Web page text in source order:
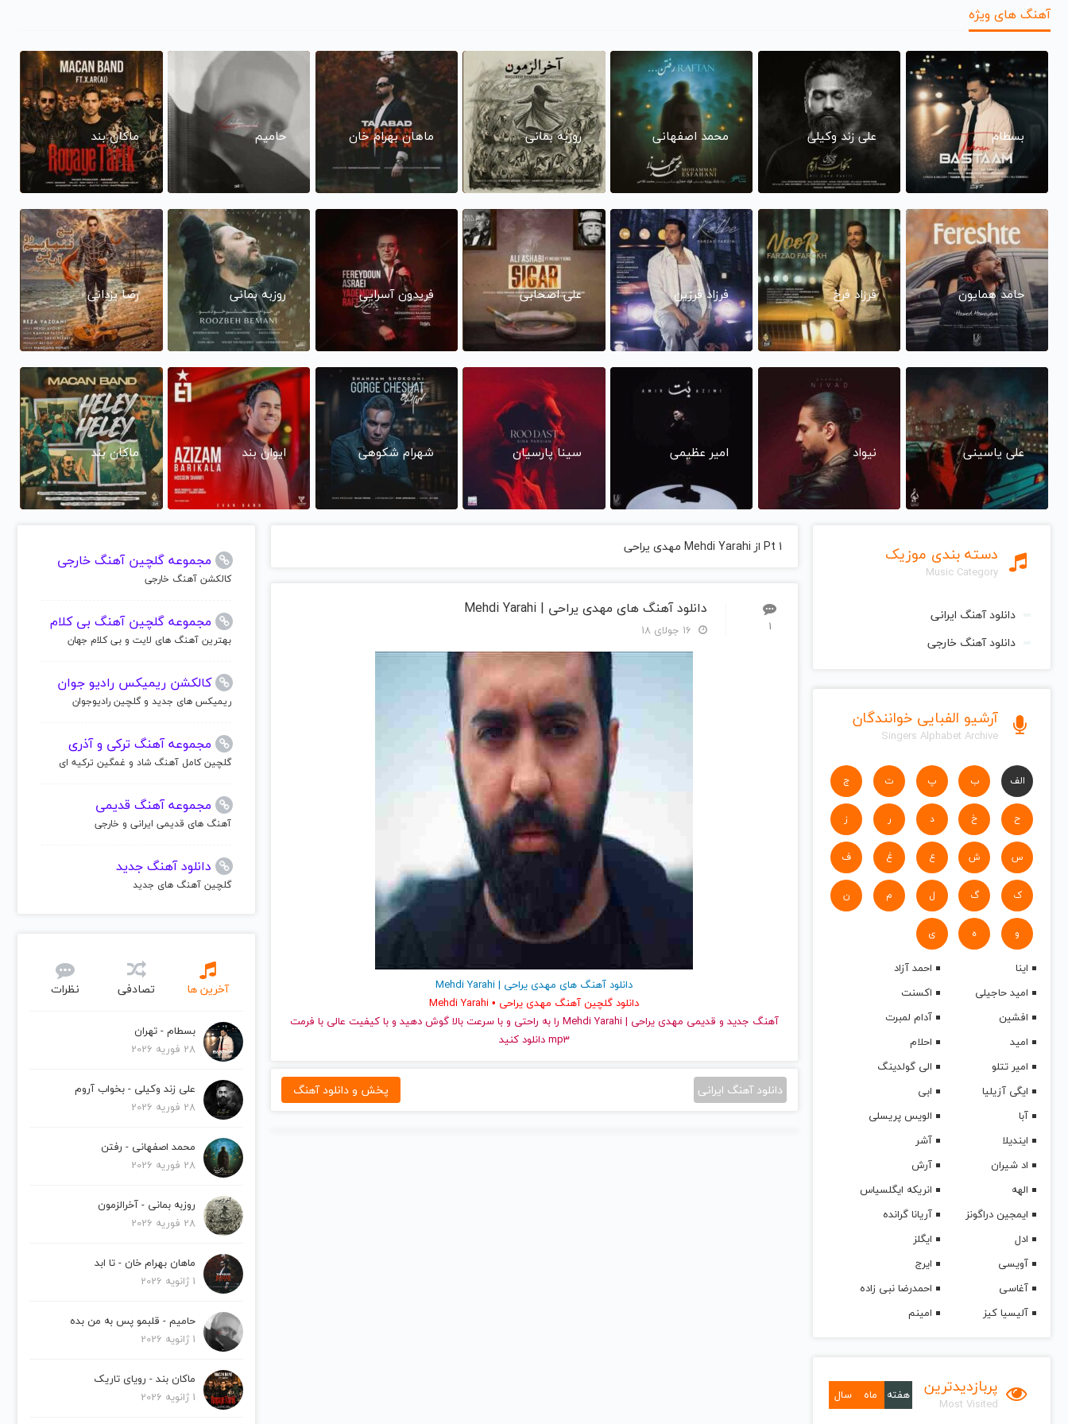
آهنگ های ویژه
بسطام علی زند وکیلی محمد اصفهانی روزبه بمانی ماهان بهرام خان حامیم ماکان بند
حامد همایون فرزاد فرخ فرزاد فرزین علی اصحابی فریدون آسرایی روزبه بمانی رضا یزدانی
علی یاسینی نیواد امیر عظیمی سینا پارسیان شهرام شکوهی ایوان بند ماکان بند
دسته بندی موزیک
Music Category
دانلود آهنگ ایرانی
دانلود آهنگ خارجی
آرشیو الفبایی خوانندگان
Singers Alphabet Archive
الف ب پ ت ج
ح خ د ر ز
س ش ع غ ف
ک گ ل م ن
و ه ی
اینا
احمد آزاد
امید حاجیلی
اکسنت
افشین
آدام لمبرت
امید
احلام
امیر تتلو
الی گولدینگ
ایگی آزیلیا
ابی
آبا
الویس پریسلی
ایندیلا
آشر
اد شیران
آرش
الهه
انریکه ایگلسیاس
ایمجین دراگونز
آریانا گرانده
ادل
ایگلز
آویسی
ایرج
آغاسی
احمدرضا نبی زاده
آلیسیا کیز
امینم
پربازدیدترین
Most Visited
هفته ماه سال
Pt 1 از Mehdi Yarahi مهدی یراحی
1
دانلود آهنگ های مهدی یراحی | Mehdi Yarahi
دانلود آهنگ های مهدی یراحی | Mehdi Yarahi
دانلود گلچین آهنگ مهدی یراحی • Mehdi Yarahi
آهنگ جدید
و قدیمی مهدی یراحی | Mehdi Yarahi را به راحتی و با سرعت بالا گوش دهید و با کیفیت عالی با فرمت
mp3 دانلود کنید
دانلود آهنگ ایرانی پخش و دانلود آهنگ
مجموعه گلچین آهنگ خارجی
کالکشن آهنگ خارجی
مجموعه گلچین آهنگ بی کلام
بهترین آهنگ های لایت و بی کلام جهان
کالکشن ریمیکس رادیو جوان
ریمیکس های جدید و گلچین رادیوجوان
مجموعه آهنگ ترکی و آذری
گلچین کامل آهنگ شاد و غمگین ترکیه ای
مجموعه آهنگ قدیمی
آهنگ های قدیمی ایرانی و خارجی
دانلود آهنگ جدید
گلچین آهنگ های جدید
آخرین ها تصادفی نظرات
بسطام - تهران
28 فوریه 2026
علی زند وکیلی - بخواب آروم
28 فوریه 2026
محمد اصفهانی - رفتن
28 فوریه 2026
روزبه بمانی - آخرالزمون
28 فوریه 2026
ماهان بهرام خان - تا ابد
1 ژانویه 2026
حامیم - قلبمو پس به من بده
1 ژانویه 2026
ماکان بند - رویای تاریک
1 ژانویه 2026